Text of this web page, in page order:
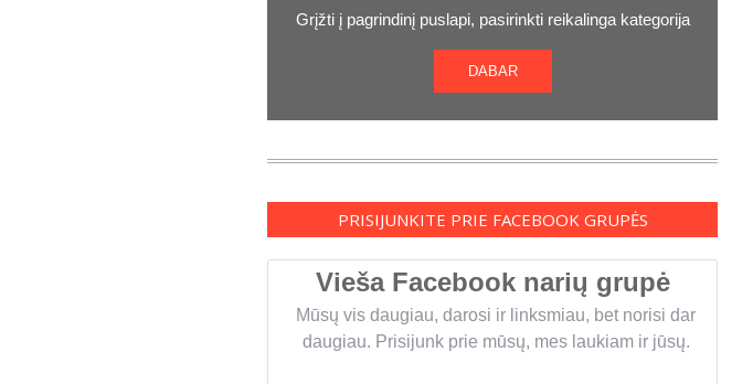
Grįžti į pagrindinį puslapi, pasirinkti reikalinga kategorija
DABAR
PRISIJUNKITE PRIE FACEBOOK GRUPĖS
Vieša Facebook narių grupė
Mūsų vis daugiau, darosi ir linksmiau, bet norisi dar
daugiau. Prisijunk prie mūsų, mes laukiam ir jūsų.